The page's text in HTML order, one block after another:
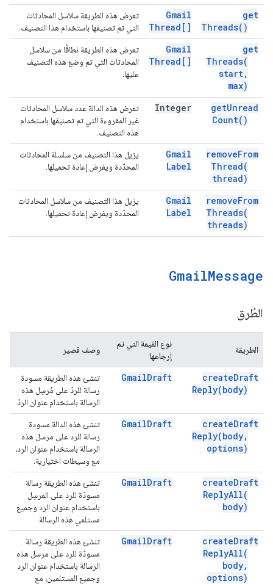
get
Threads( )
Gmail
Thread[]
تعرض هذه الطريقة سلاسل المحادثات
التي تم تصنيفها باستخدام هذا التصنيف.
get
Threads(
start,
max)
Gmail
Thread[]
تعرض هذه الطريقة نطاقًا من سلاسل
المحادثات التي تم وضع هذه التصنيف
عليها.
getUnread
Count( )
Integer
تعرض هذه الدالة عدد سلاسل المحادثات
غير المقروءة التي تم تصنيفها باستخدام
هذه التصنيف.
removeFrom
Thread(
thread)
Gmail
Label
يزيل هذا التصنيف من سلسلة المحادثات
المحدّدة ويفرض إعادة تحميلها.
removeFrom
Threads(
threads)
Gmail
Label
يزيل هذا التصنيف من سلاسل المحادثات
المحدّدة ويفرض إعادة تحميلها.
GmailMessage
الطُرق
الطريقة
نوع القيمة التي تم
إرجاعها
وصف قصير
createDraft
Reply(body)
GmailDraft
تنشئ هذه الطريقة مسودة
رسالة للردّ على مُرسِل هذه
الرسالة باستخدام عنوان الردّ.
createDraft
Reply(body,
options)
GmailDraft
تنشئ هذه الدالة مسودة
رسالة للرد على مرسل هذه
الرسالة باستخدام عنوان الرد،
مع وسيطات اختيارية.
createDraft
ReplyAll(
body)
GmailDraft
تنشئ هذه الطريقة رسالة
مسودّة للرد على المرسِل
باستخدام عنوان الرد وجميع
مستلمي هذه الرسالة.
createDraft
ReplyAll(
body,
options)
GmailDraft
تنشئ هذه الطريقة رسالة
مسودّة للرد على مرسل هذه
الرسالة باستخدام عنوان الرد
وجميع المستلمين، مع